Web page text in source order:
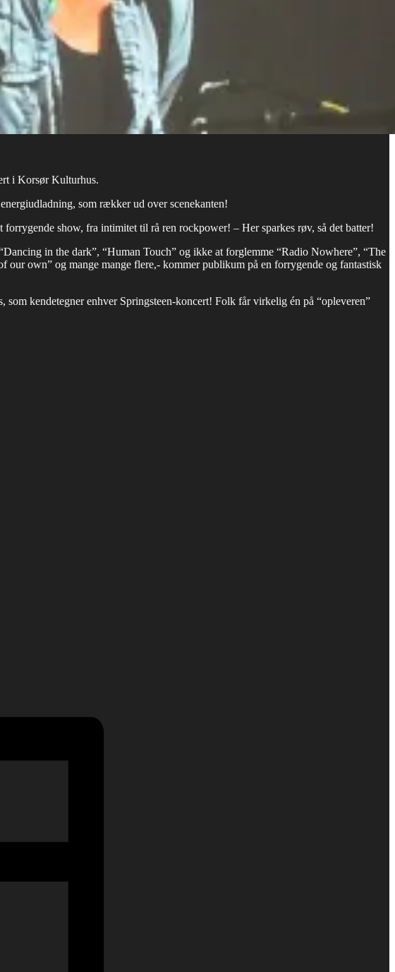
i Korsør Kulturhus.
som rækker ud over scenekanten!
show, fra intimitet til rå ren rockpower! – Her sparkes røv, så det batter!
in the dark”, “Human Touch” og ikke at forglemme “Radio Nowhere”, “The
own” og mange mange flere,- kommer publikum på en forrygende og fantastisk
kendetegner enhver Springsteen-koncert! Folk får virkelig én på “opleveren”